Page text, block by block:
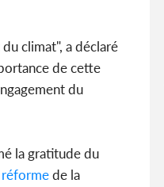
climat", a déclaré
de cette
du
la gratitude du
réformede la